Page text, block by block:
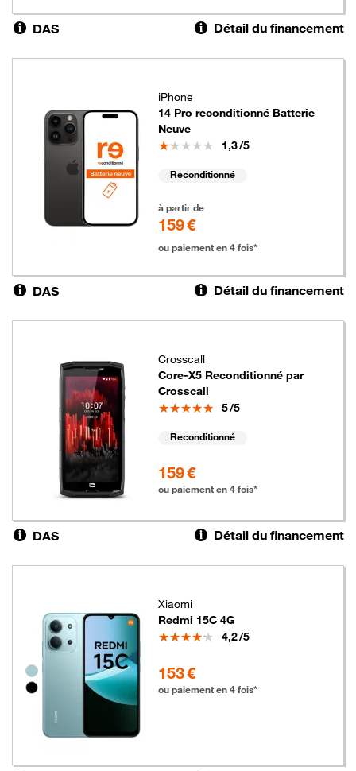
DAS Détail du financement
iPhone
14 Pro reconditionné Batterie
Neuve
Note
1,3/5
Reconditionné
à partir de
159 €
ou paiement en 4 fois*
DAS Détail du financement
Crosscall
Core-X5 Reconditionné par
Crosscall
Note
5/5
Reconditionné
159 €
ou paiement en 4 fois*
DAS Détail du financement
Groupe de couleurs disponibles non sélectionnables
Xiaomi
Redmi 15C 4G
Note
4,2/5
153 €
ou paiement en 4 fois*